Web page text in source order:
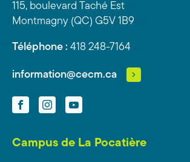
115, boulevard Taché Est
Montmagny (QC) G5V 1B9
Téléphone : 418 248-7164
information@cecm.ca
FacebookInstagramYouTube
Campus de La Pocatière